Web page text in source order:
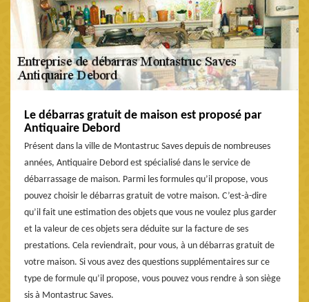
Le débarras gratuit de maison est proposé par
Antiquaire Debord
Présent dans la ville de Montastruc Saves depuis de nombreuses
années, Antiquaire Debord est spécialisé dans le service de
débarrassage de maison. Parmi les formules qu’il propose, vous
pouvez choisir le débarras gratuit de votre maison. C’est-à-dire
qu’il fait une estimation des objets que vous ne voulez plus garder
et la valeur de ces objets sera déduite sur la facture de ses
prestations. Cela reviendrait, pour vous, à un débarras gratuit de
votre maison. Si vous avez des questions supplémentaires sur ce
type de formule qu’il propose, vous pouvez vous rendre à son siège
sis à Montastruc Saves.